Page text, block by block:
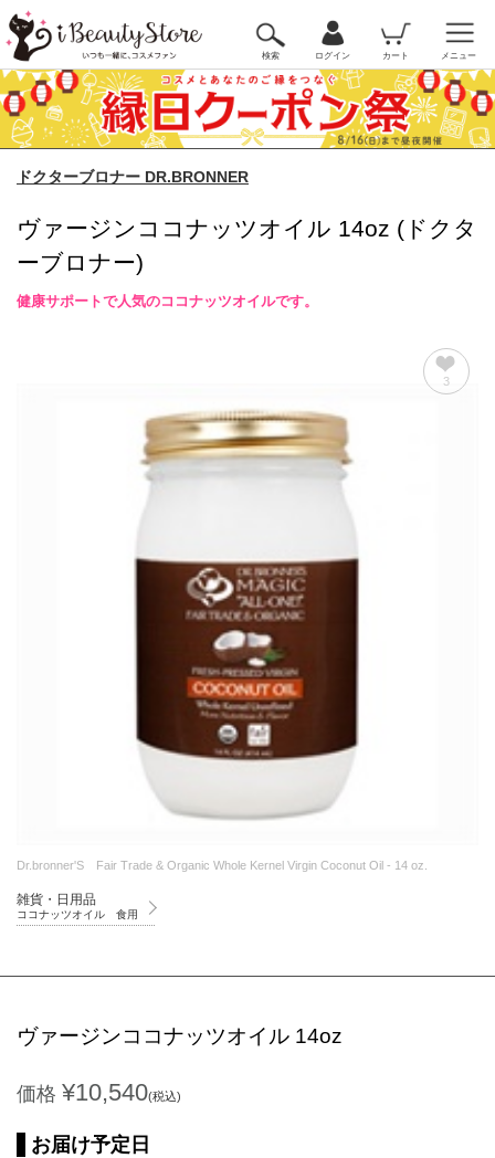
検索 ログイン カート メニュー
ドクターブロナー DR.BRONNER
ヴァージンココナッツオイル 14oz (ドクタ
ーブロナー)
健康サポートで人気のココナッツオイルです。
3
Dr.bronner'S Fair Trade & Organic Whole Kernel Virgin Coconut Oil - 14 oz.
雑貨・日用品
ココナッツオイル 食用
ヴァージンココナッツオイル 14oz
価格 ¥10,540(税込)
お届け予定日